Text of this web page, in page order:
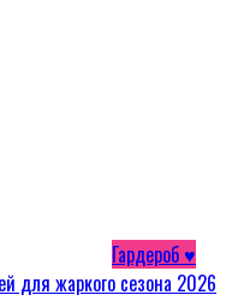
Гардероб ♥
для жаркого сезона 2026